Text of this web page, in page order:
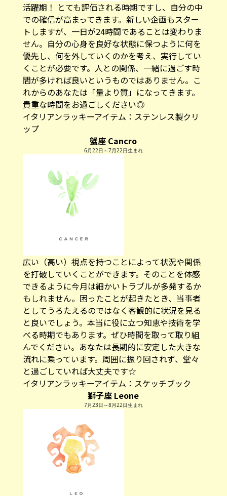
活躍期！ とても評価される時期ですし、自分の中
での確信が高まってきます。新しい企画もスター
トしますが、一日が24時間であることは変わりま
せん。自分の心身を良好な状態に保つように何を
優先し、何を外していくのかを考え、実行してい
くことが必要です。人との関係、一緒に過ごす時
間が多ければ良いというものではありません。こ
れからのあなたは「量より質」になってきます。
貴重な時間をお過ごしください◎
イタリアンラッキーアイテム： ステンレス製クリ
ップ
蟹座 Cancro
6月22日～7月22日生まれ
広い（高い）視点を持つことによって状況や関係
を打破していくことができます。そのことを体感
できるように今月は細かいトラブルが多発するか
もしれません。困ったことが起きたとき、当事者
としてうろたえるのではなく客観的に状況を見る
と良いでしょう。本当に役に立つ知恵や技術を学
べる時期でもあります。ぜひ時間を取って取り組
んでください。あなたは長期的に安定した大きな
流れに乗っています。周囲に振り回されず、堂々
と過ごしていれば大丈夫です☆
イタリアンラッキーアイテム： スケッチブック
獅子座 Leone
7月23日～8月22日生まれ